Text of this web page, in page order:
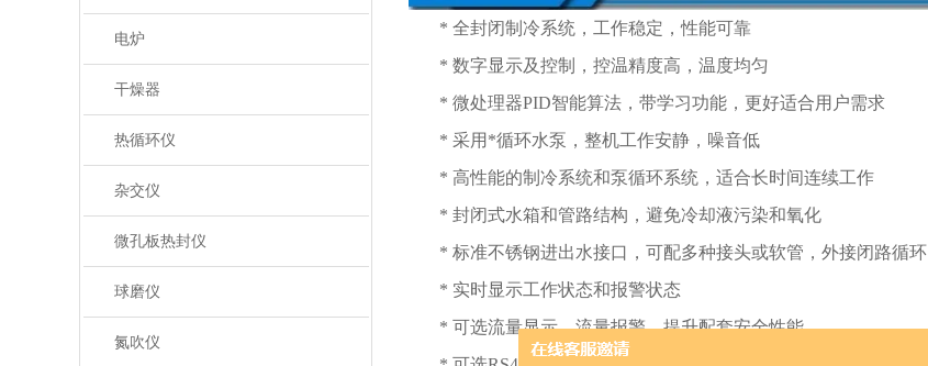
电炉
干燥器
热循环仪
杂交仪
微孔板热封仪
球磨仪
氮吹仪
* 全封闭制冷系统，工作稳定，性能可靠
* 数字显示及控制，控温精度高，温度均匀
* 微处理器PID智能算法，带学习功能，更好适合用户需求
* 采用*循环水泵，整机工作安静，噪音低
* 高性能的制冷系统和泵循环系统，适合长时间连续工作
* 封闭式水箱和管路结构，避免冷却液污染和氧化
* 标准不锈钢进出水接口，可配多种接头或软管，外接闭路循环
* 实时显示工作状态和报警状态
* 可选流量显示、流量报警，提升配套安全性能